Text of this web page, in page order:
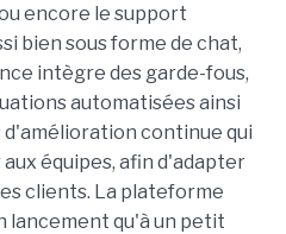
encore le support
bien sous forme de chat,
intègre des garde-fous,
automatisées ainsi
d'amélioration continue qui
équipes, afin d'adapter
clients. La plateforme
lancement qu'à un petit